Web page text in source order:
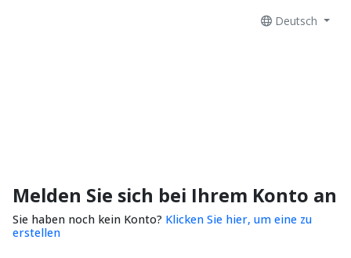
Deutsch
Melden Sie sich bei Ihrem Konto an
Sie haben noch kein Konto? Klicken Sie hier, um eine zu
erstellen